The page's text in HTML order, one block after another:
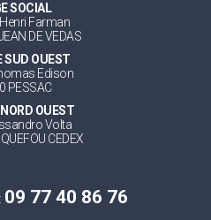
SOCIAL
Farman
DE VEDAS
SUD OUEST
Edison
PESSAC
OUEST
Volta
CEDEX
09 77 40 86 76